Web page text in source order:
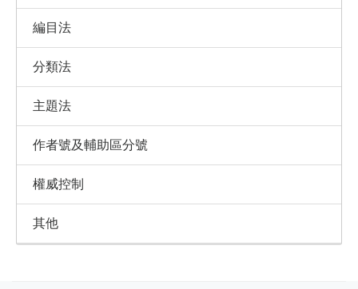
編目法
分類法
主題法
作者號及輔助區分號
權威控制
其他